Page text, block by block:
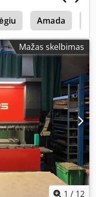
Amada
Mažas skelbimas
1 / 12